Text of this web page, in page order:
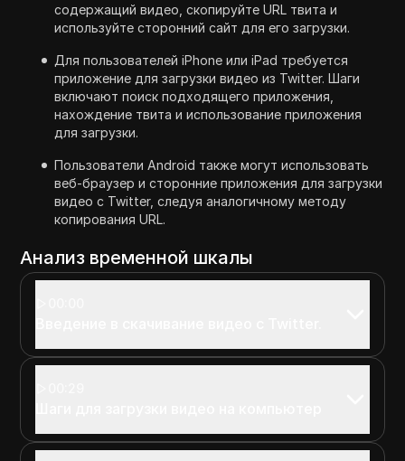
содержащий видео, скопируйте URL твита и
используйте сторонний сайт для его загрузки.
Для пользователей iPhone или iPad требуется
приложение для загрузки видео из Twitter. Шаги
включают поиск подходящего приложения,
нахождение твита и использование приложения
для загрузки.
Пользователи Android также могут использовать
веб-браузер и сторонние приложения для загрузки
видео с Twitter, следуя аналогичному методу
копирования URL.
Анализ временной шкалы